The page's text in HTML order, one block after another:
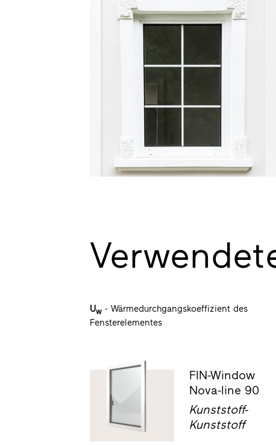
Uw - Wärmedurchgangskoeffizient des
Fensterelementes
FIN-Window
Nova-line 90
Kunststoff-
Kunststoff